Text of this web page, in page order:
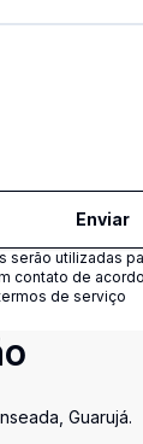
Enviar
serão utilizadas
contato de
de serviço
Guarujá.